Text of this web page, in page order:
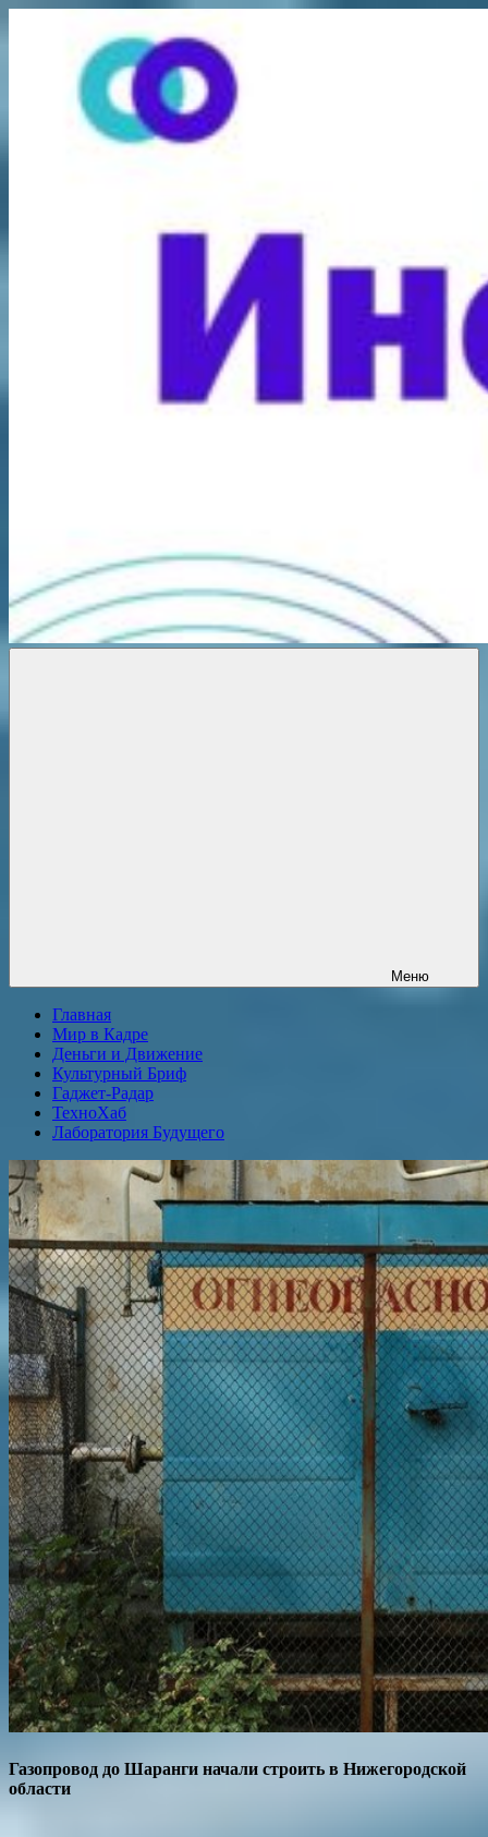
содержимому
Меню
Главная
Мир в Кадре
Деньги и Движение
Культурный Бриф
Гаджет-Радар
ТехноХаб
Лаборатория Будущего
Газопровод до Шаранги начали строить в Нижегородской
области